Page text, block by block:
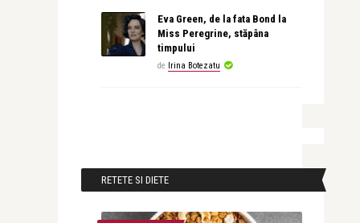
Eva Green, de la fata Bond la
Miss Peregrine, stăpâna
timpului
de Irina Botezatu
RETETE SI DIETE